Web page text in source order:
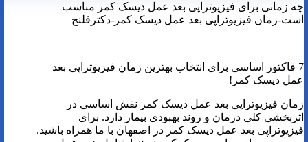
چه زمانی برای فیزیوتراپی بعد عمل دیسک کمر مناسب
است-زمان فیزیوتراپی بعد عمل دیسک کمر-دکترقلنج
7 فاکتور اساسی برای انتخاب بهترین زمان فیزیوتراپی بعد
عمل دیسک کمر!
زمان فیزیوتراپی بعد عمل دیسک کمر نقش اساسی در
اثربخشی کلی درمان و روند بهبودی بیمار دارد. برای
فیزیوتراپی بعد عمل دیسک کمر در اصفهان با ما همراه باشید.